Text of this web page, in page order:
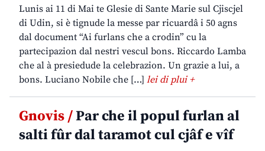
Lunis ai 11 di Mai te Glesie di Sante Marie sul Cjiscjel
di Udin, si è tignude la messe par ricuardâ i 50 agns
dal document “Ai furlans che a crodin” cu la
partecipazion dal nestri vescul bons. Riccardo Lamba
che al à presiedude la celebrazion. Un grazie a lui, a
bons. Luciano Nobile che […] lei di plui +
Gnovis /Par che il popul furlan al
salti fûr dal taramot cul cjâf e vîf